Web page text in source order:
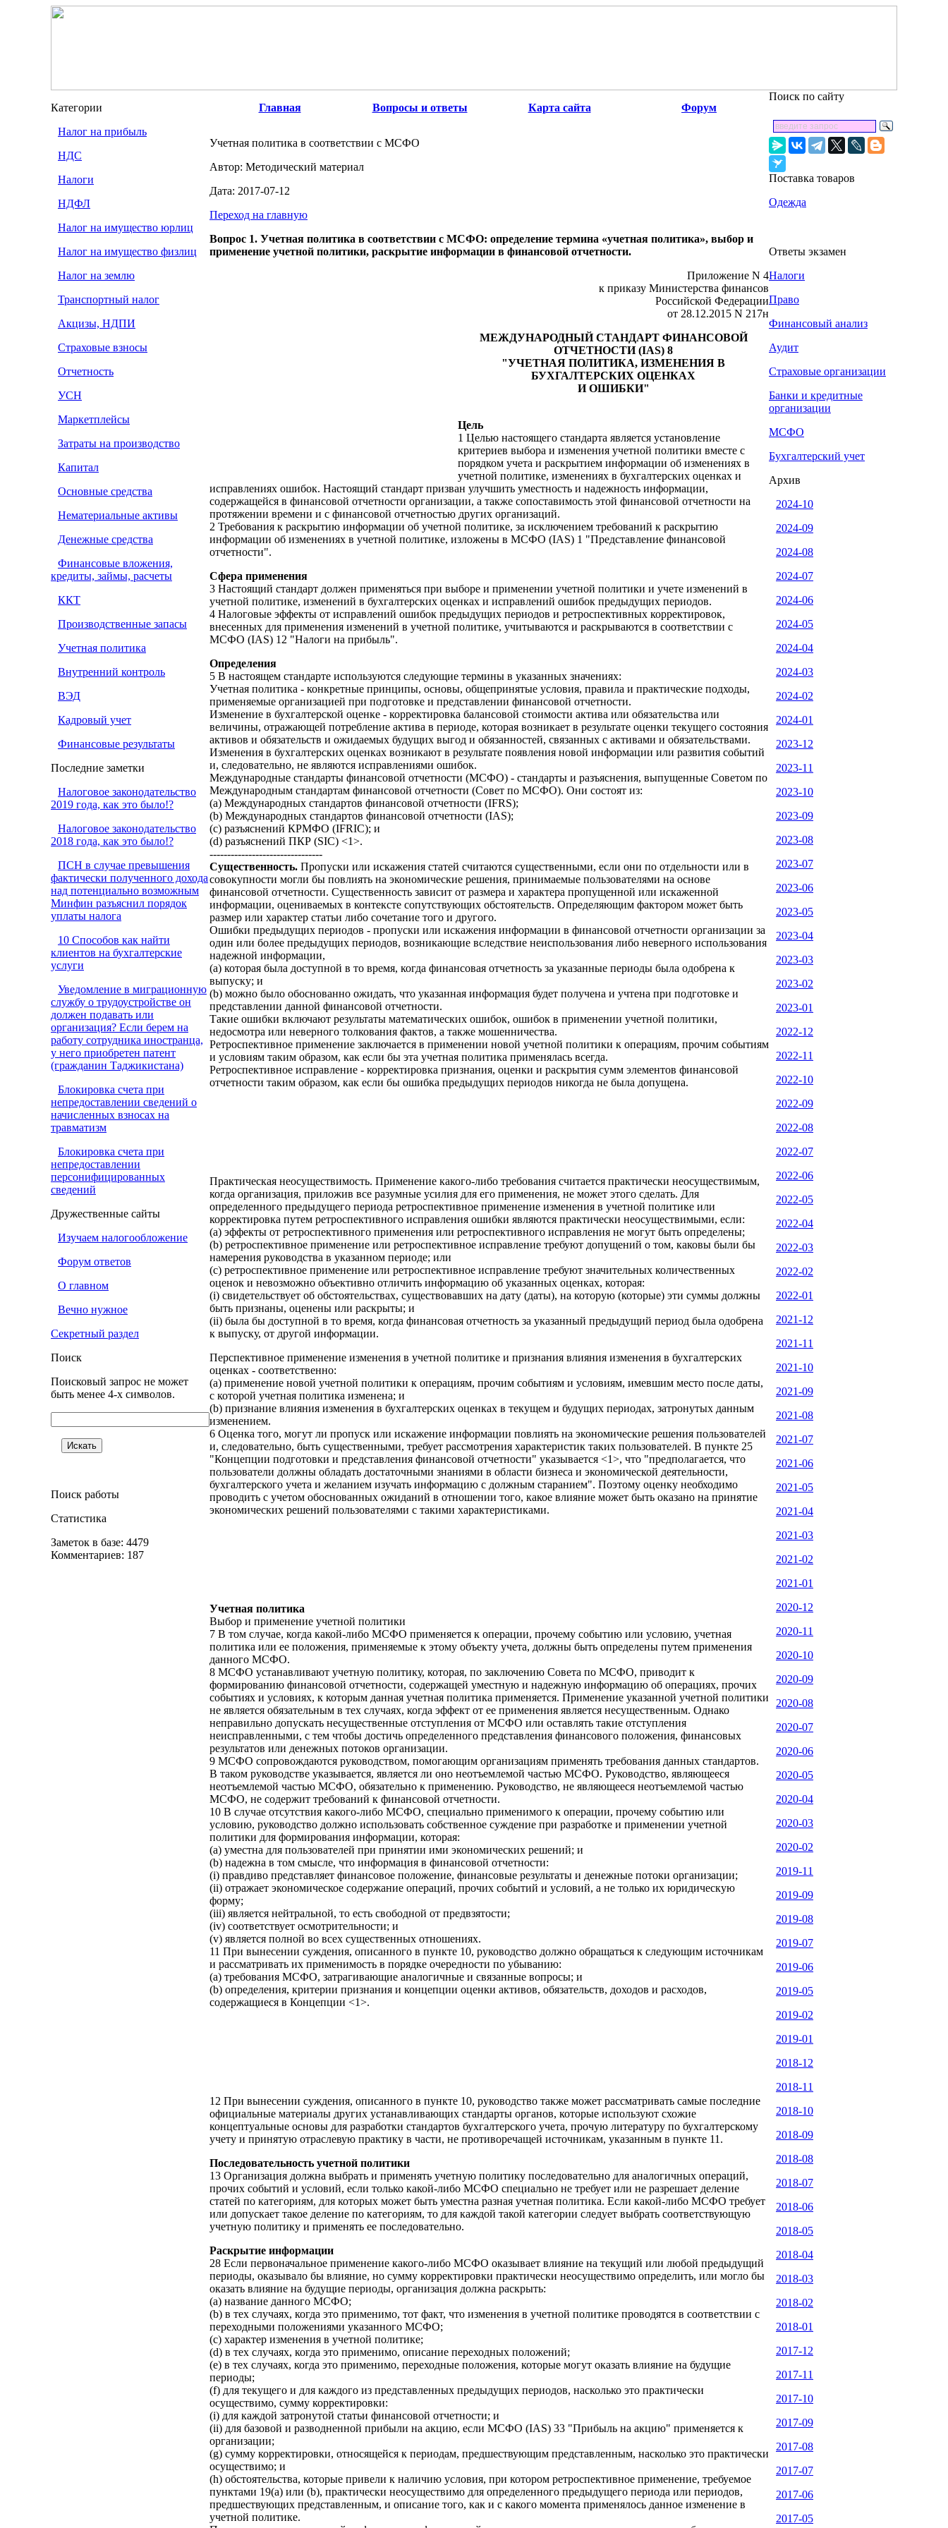
Категории
Налог на прибыль
НДС
Налоги
НДФЛ
Налог на имущество юрлиц
Налог на имущество физлиц
Налог на землю
Транспортный налог
Акцизы, НДПИ
Страховые взносы
Отчетность
УСН
Маркетплейсы
Затраты на производство
Капитал
Основные средства
Нематериальные активы
Денежные средства
Финансовые вложения,
кредиты, займы, расчеты
ККТ
Производственные запасы
Учетная политика
Внутренний контроль
ВЭД
Кадровый учет
Финансовые результаты
Последние заметки
Налоговое законодательство
2019 года, как это было!?
Налоговое законодательство
2018 года, как это было!?
ПСН в случае превышения
фактически полученного дохода
над потенциально возможным
Минфин разъяснил порядок
уплаты налога
10 Способов как найти
клиентов на бухгалтерские
услуги
Уведомление в миграционную
службу о трудоустройстве он
должен подавать или
организация? Если берем на
работу сотрудника иностранца,
у него приобретен патент
(гражданин Таджикистана)
Блокировка счета при
непредоставлении сведений о
начисленных взносах на
травматизм
Блокировка счета при
непредоставлении
персонифицированных
сведений
Дружественные сайты
Изучаем налогообложение
Форум ответов
О главном
Вечно нужное
Секретный раздел
Поиск
Поисковый запрос не может
быть менее 4-х символов.
Поиск работы
Статистика
Заметок в базе: 4479
Комментариев: 187
Главная Вопросы и ответы Карта сайта Форум
Учетная политика в соответствии с МСФО
Автор: Методический материал
Дата: 2017-07-12
Переход на главную
Вопрос 1. Учетная политика в соответствии с МСФО: определение термина «учетная политика», выбор и
применение учетной политики, раскрытие информации в финансовой отчетности.
Приложение N 4
к приказу Министерства финансов
Российской Федерации
от 28.12.2015 N 217н
МЕЖДУНАРОДНЫЙ СТАНДАРТ ФИНАНСОВОЙ
ОТЧЕТНОСТИ (IAS) 8
"УЧЕТНАЯ ПОЛИТИКА, ИЗМЕНЕНИЯ В
БУХГАЛТЕРСКИХ ОЦЕНКАХ
И ОШИБКИ"
Цель
1 Целью настоящего стандарта является установление
критериев выбора и изменения учетной политики вместе с
порядком учета и раскрытием информации об изменениях в
учетной политике, изменениях в бухгалтерских оценках и
исправлениях ошибок. Настоящий стандарт призван улучшить уместность и надежность информации,
содержащейся в финансовой отчетности организации, а также сопоставимость этой финансовой отчетности на
протяжении времени и с финансовой отчетностью других организаций.
2 Требования к раскрытию информации об учетной политике, за исключением требований к раскрытию
информации об изменениях в учетной политике, изложены в МСФО (IAS) 1 "Представление финансовой
отчетности".
Сфера применения
3 Настоящий стандарт должен применяться при выборе и применении учетной политики и учете изменений в
учетной политике, изменений в бухгалтерских оценках и исправлений ошибок предыдущих периодов.
4 Налоговые эффекты от исправлений ошибок предыдущих периодов и ретроспективных корректировок,
внесенных для применения изменений в учетной политике, учитываются и раскрываются в соответствии с
МСФО (IAS) 12 "Налоги на прибыль".
Определения
5 В настоящем стандарте используются следующие термины в указанных значениях:
Учетная политика - конкретные принципы, основы, общепринятые условия, правила и практические подходы,
применяемые организацией при подготовке и представлении финансовой отчетности.
Изменение в бухгалтерской оценке - корректировка балансовой стоимости актива или обязательства или
величины, отражающей потребление актива в периоде, которая возникает в результате оценки текущего состояния
активов и обязательств и ожидаемых будущих выгод и обязанностей, связанных с активами и обязательствами.
Изменения в бухгалтерских оценках возникают в результате появления новой информации или развития событий
и, следовательно, не являются исправлениями ошибок.
Международные стандарты финансовой отчетности (МСФО) - стандарты и разъяснения, выпущенные Советом по
Международным стандартам финансовой отчетности (Совет по МСФО). Они состоят из:
(a) Международных стандартов финансовой отчетности (IFRS);
(b) Международных стандартов финансовой отчетности (IAS);
(c) разъяснений КРМФО (IFRIC); и
(d) разъяснений ПКР (SIC) <1>.
--------------------------------
Существенность. Пропуски или искажения статей считаются существенными, если они по отдельности или в
совокупности могли бы повлиять на экономические решения, принимаемые пользователями на основе
финансовой отчетности. Существенность зависит от размера и характера пропущенной или искаженной
информации, оцениваемых в контексте сопутствующих обстоятельств. Определяющим фактором может быть
размер или характер статьи либо сочетание того и другого.
Ошибки предыдущих периодов - пропуски или искажения информации в финансовой отчетности организации за
один или более предыдущих периодов, возникающие вследствие неиспользования либо неверного использования
надежной информации,
(a) которая была доступной в то время, когда финансовая отчетность за указанные периоды была одобрена к
выпуску; и
(b) можно было обоснованно ожидать, что указанная информация будет получена и учтена при подготовке и
представлении данной финансовой отчетности.
Такие ошибки включают результаты математических ошибок, ошибок в применении учетной политики,
недосмотра или неверного толкования фактов, а также мошенничества.
Ретроспективное применение заключается в применении новой учетной политики к операциям, прочим событиям
и условиям таким образом, как если бы эта учетная политика применялась всегда.
Ретроспективное исправление - корректировка признания, оценки и раскрытия сумм элементов финансовой
отчетности таким образом, как если бы ошибка предыдущих периодов никогда не была допущена.
Практическая неосуществимость. Применение какого-либо требования считается практически неосуществимым,
когда организация, приложив все разумные усилия для его применения, не может этого сделать. Для
определенного предыдущего периода ретроспективное применение изменения в учетной политике или
корректировка путем ретроспективного исправления ошибки являются практически неосуществимыми, если:
(a) эффекты от ретроспективного применения или ретроспективного исправления не могут быть определены;
(b) ретроспективное применение или ретроспективное исправление требуют допущений о том, каковы были бы
намерения руководства в указанном периоде; или
(c) ретроспективное применение или ретроспективное исправление требуют значительных количественных
оценок и невозможно объективно отличить информацию об указанных оценках, которая:
(i) свидетельствует об обстоятельствах, существовавших на дату (даты), на которую (которые) эти суммы должны
быть признаны, оценены или раскрыты; и
(ii) была бы доступной в то время, когда финансовая отчетность за указанный предыдущий период была одобрена
к выпуску, от другой информации.
Перспективное применение изменения в учетной политике и признания влияния изменения в бухгалтерских
оценках - соответственно:
(a) применение новой учетной политики к операциям, прочим событиям и условиям, имевшим место после даты,
с которой учетная политика изменена; и
(b) признание влияния изменения в бухгалтерских оценках в текущем и будущих периодах, затронутых данным
изменением.
6 Оценка того, могут ли пропуск или искажение информации повлиять на экономические решения пользователей
и, следовательно, быть существенными, требует рассмотрения характеристик таких пользователей. В пункте 25
"Концепции подготовки и представления финансовой отчетности" указывается <1>, что "предполагается, что
пользователи должны обладать достаточными знаниями в области бизнеса и экономической деятельности,
бухгалтерского учета и желанием изучать информацию с должным старанием". Поэтому оценку необходимо
проводить с учетом обоснованных ожиданий в отношении того, какое влияние может быть оказано на принятие
экономических решений пользователями с такими характеристиками.
Учетная политика
Выбор и применение учетной политики
7 В том случае, когда какой-либо МСФО применяется к операции, прочему событию или условию, учетная
политика или ее положения, применяемые к этому объекту учета, должны быть определены путем применения
данного МСФО.
8 МСФО устанавливают учетную политику, которая, по заключению Совета по МСФО, приводит к
формированию финансовой отчетности, содержащей уместную и надежную информацию об операциях, прочих
событиях и условиях, к которым данная учетная политика применяется. Применение указанной учетной политики
не является обязательным в тех случаях, когда эффект от ее применения является несущественным. Однако
неправильно допускать несущественные отступления от МСФО или оставлять такие отступления
неисправленными, с тем чтобы достичь определенного представления финансового положения, финансовых
результатов или денежных потоков организации.
9 МСФО сопровождаются руководством, помогающим организациям применять требования данных стандартов.
В таком руководстве указывается, является ли оно неотъемлемой частью МСФО. Руководство, являющееся
неотъемлемой частью МСФО, обязательно к применению. Руководство, не являющееся неотъемлемой частью
МСФО, не содержит требований к финансовой отчетности.
10 В случае отсутствия какого-либо МСФО, специально применимого к операции, прочему событию или
условию, руководство должно использовать собственное суждение при разработке и применении учетной
политики для формирования информации, которая:
(a) уместна для пользователей при принятии ими экономических решений; и
(b) надежна в том смысле, что информация в финансовой отчетности:
(i) правдиво представляет финансовое положение, финансовые результаты и денежные потоки организации;
(ii) отражает экономическое содержание операций, прочих событий и условий, а не только их юридическую
форму;
(iii) является нейтральной, то есть свободной от предвзятости;
(iv) соответствует осмотрительности; и
(v) является полной во всех существенных отношениях.
11 При вынесении суждения, описанного в пункте 10, руководство должно обращаться к следующим источникам
и рассматривать их применимость в порядке очередности по убыванию:
(a) требования МСФО, затрагивающие аналогичные и связанные вопросы; и
(b) определения, критерии признания и концепции оценки активов, обязательств, доходов и расходов,
содержащиеся в Концепции <1>.
12 При вынесении суждения, описанного в пункте 10, руководство также может рассматривать самые последние
официальные материалы других устанавливающих стандарты органов, которые используют схожие
концептуальные основы для разработки стандартов бухгалтерского учета, прочую литературу по бухгалтерскому
учету и принятую отраслевую практику в части, не противоречащей источникам, указанным в пункте 11.
Последовательность учетной политики
13 Организация должна выбрать и применять учетную политику последовательно для аналогичных операций,
прочих событий и условий, если только какой-либо МСФО специально не требует или не разрешает деление
статей по категориям, для которых может быть уместна разная учетная политика. Если какой-либо МСФО требует
или допускает такое деление по категориям, то для каждой такой категории следует выбрать соответствующую
учетную политику и применять ее последовательно.
Раскрытие информации
28 Если первоначальное применение какого-либо МСФО оказывает влияние на текущий или любой предыдущий
периоды, оказывало бы влияние, но сумму корректировки практически неосуществимо определить, или могло бы
оказать влияние на будущие периоды, организация должна раскрыть:
(a) название данного МСФО;
(b) в тех случаях, когда это применимо, тот факт, что изменения в учетной политике проводятся в соответствии с
переходными положениями указанного МСФО;
(c) характер изменения в учетной политике;
(d) в тех случаях, когда это применимо, описание переходных положений;
(e) в тех случаях, когда это применимо, переходные положения, которые могут оказать влияние на будущие
периоды;
(f) для текущего и для каждого из представленных предыдущих периодов, насколько это практически
осуществимо, сумму корректировки:
(i) для каждой затронутой статьи финансовой отчетности; и
(ii) для базовой и разводненной прибыли на акцию, если МСФО (IAS) 33 "Прибыль на акцию" применяется к
организации;
(g) сумму корректировки, относящейся к периодам, предшествующим представленным, насколько это практически
осуществимо; и
(h) обстоятельства, которые привели к наличию условия, при котором ретроспективное применение, требуемое
пунктами 19(a) или (b), практически неосуществимо для определенного предыдущего периода или периодов,
предшествующих представленным, и описание того, как и с какого момента применялось данное изменение в
учетной политике.
Поиск по сайту
Поставка товаров
Одежда
Ответы экзамен
Налоги
Право
Финансовый анализ
Аудит
Страховые организации
Банки и кредитные
организации
МСФО
Бухгалтерский учет
Архив
2024-10
2024-09
2024-08
2024-07
2024-06
2024-05
2024-04
2024-03
2024-02
2024-01
2023-12
2023-11
2023-10
2023-09
2023-08
2023-07
2023-06
2023-05
2023-04
2023-03
2023-02
2023-01
2022-12
2022-11
2022-10
2022-09
2022-08
2022-07
2022-06
2022-05
2022-04
2022-03
2022-02
2022-01
2021-12
2021-11
2021-10
2021-09
2021-08
2021-07
2021-06
2021-05
2021-04
2021-03
2021-02
2021-01
2020-12
2020-11
2020-10
2020-09
2020-08
2020-07
2020-06
2020-05
2020-04
2020-03
2020-02
2019-11
2019-09
2019-08
2019-07
2019-06
2019-05
2019-02
2019-01
2018-12
2018-11
2018-10
2018-09
2018-08
2018-07
2018-06
2018-05
2018-04
2018-03
2018-02
2018-01
2017-12
2017-11
2017-10
2017-09
2017-08
2017-07
2017-06
2017-05